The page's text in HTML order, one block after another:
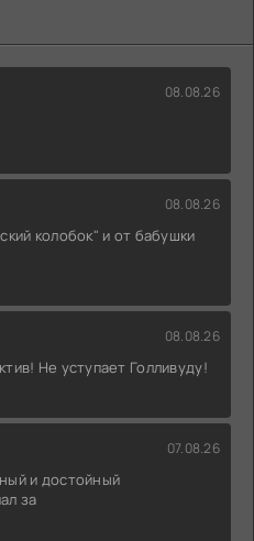
08.08.26
08.08.26
колобок" и от бабушки
08.08.26
Не уступает Голливуду!
07.08.26
и достойный
за